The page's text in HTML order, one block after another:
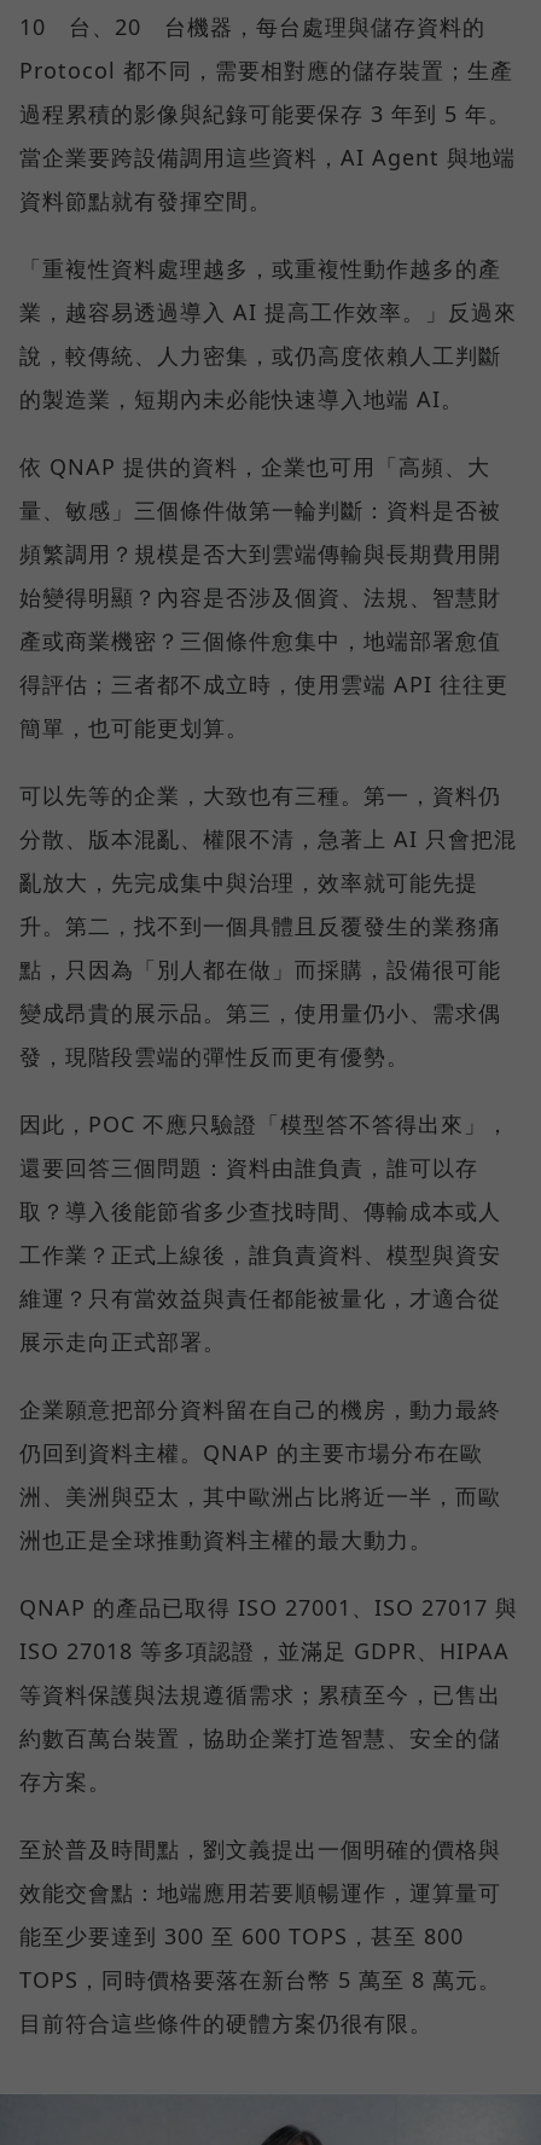
10 台、20 台機器，每台處理與儲存資料的
Protocol 都不同，需要相對應的儲存裝置；生產
過程累積的影像與紀錄可能要保存 3 年到 5 年。
當企業要跨設備調用這些資料，AI Agent 與地端
資料節點就有發揮空間。
「重複性資料處理越多，或重複性動作越多的產
業，越容易透過導入 AI 提高工作效率。」反過來
說，較傳統、人力密集，或仍高度依賴人工判斷
的製造業，短期內未必能快速導入地端 AI。
依 QNAP 提供的資料，企業也可用「高頻、大
量、敏感」三個條件做第一輪判斷：資料是否被
頻繁調用？規模是否大到雲端傳輸與長期費用開
始變得明顯？內容是否涉及個資、法規、智慧財
產或商業機密？三個條件愈集中，地端部署愈值
得評估；三者都不成立時，使用雲端 API 往往更
簡單，也可能更划算。
可以先等的企業，大致也有三種。第一，資料仍
分散、版本混亂、權限不清，急著上 AI 只會把混
亂放大，先完成集中與治理，效率就可能先提
升。第二，找不到一個具體且反覆發生的業務痛
點，只因為「別人都在做」而採購，設備很可能
變成昂貴的展示品。第三，使用量仍小、需求偶
發，現階段雲端的彈性反而更有優勢。
因此，POC 不應只驗證「模型答不答得出來」，
還要回答三個問題：資料由誰負責，誰可以存
取？導入後能節省多少查找時間、傳輸成本或人
工作業？正式上線後，誰負責資料、模型與資安
維運？只有當效益與責任都能被量化，才適合從
展示走向正式部署。
企業願意把部分資料留在自己的機房，動力最終
仍回到資料主權。QNAP 的主要市場分布在歐
洲、美洲與亞太，其中歐洲占比將近一半，而歐
洲也正是全球推動資料主權的最大動力。
QNAP 的產品已取得 ISO 27001、ISO 27017 與
ISO 27018 等多項認證，並滿足 GDPR、HIPAA
等資料保護與法規遵循需求；累積至今，已售出
約數百萬台裝置，協助企業打造智慧、安全的儲
存方案。
至於普及時間點，劉文義提出一個明確的價格與
效能交會點：地端應用若要順暢運作，運算量可
能至少要達到 300 至 600 TOPS，甚至 800
TOPS，同時價格要落在新台幣 5 萬至 8 萬元。
目前符合這些條件的硬體方案仍很有限。